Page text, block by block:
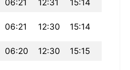
06:21 12:31 15:14
06:21 12:30 15:14
06:20 12:30 15:15